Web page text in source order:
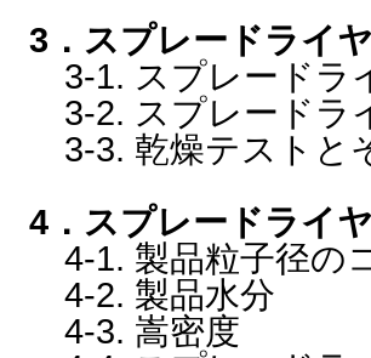
3．スプレードライ
3-1. スプレードラ
3-2. スプレードラ
3-3. 乾燥テストと
4．スプレードライ
4-1. 製品粒子径の
4-2. 製品水分
4-3. 嵩密度